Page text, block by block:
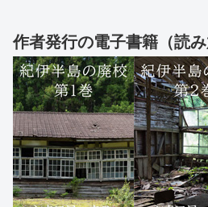
作者発行の電子書籍（読み